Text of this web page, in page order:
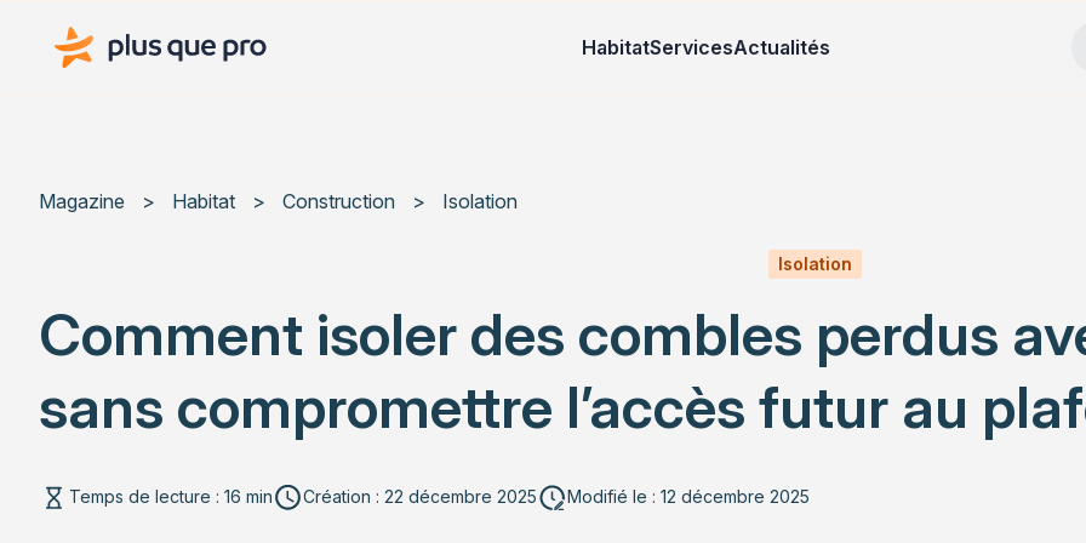
Plus que pro Mag'
HabitatServicesActualités
Magazine > Habitat > Construction > Isolation
Isolation
Comment isoler des combles perdus
sans compromettre l’accès futur au
Temps de lecture : 16 min Création : 22 décembre 2025 Modifié le : 12 décembre 2025